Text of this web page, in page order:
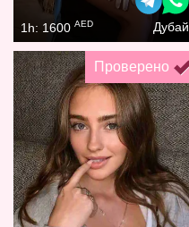
1h: 1600 AED Дубай
Проверено